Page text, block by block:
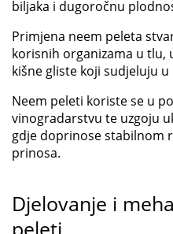
biljaka i dugoročnu
Primjena neem peleta
korisnih organizama u tlu,
kišne gliste koji sudjeluju
Neem peleti koriste se u
vinogradarstvu te uzgoju
gdje doprinose stabilnom
prinosa.
Djelovanje i